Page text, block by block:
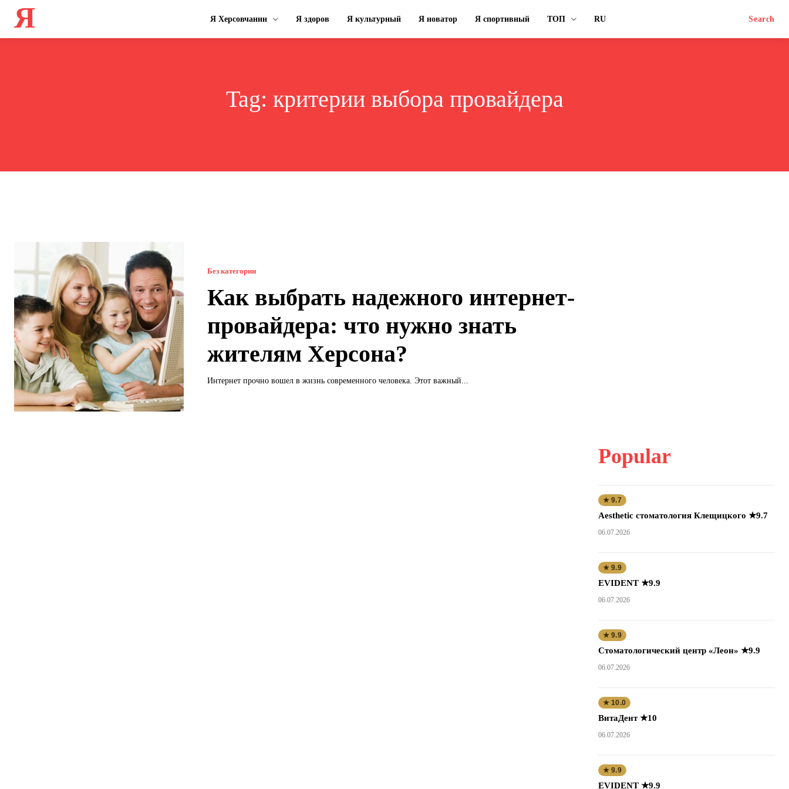
Я Я Херсовчанин Я здоров Я культурный Я новатор Я спортивный ТОП RU Search
Tag: критерии выбора провайдера
Без категории
Как выбрать надежного интернет-
провайдера: что нужно знать
жителям Херсона?
Интернет прочно вошел в жизнь современного человека. Этот важный...
Popular
★ 9.7
Aesthetic стоматология Клещицкого ★9.7
06.07.2026
★ 9.9
EVIDENT ★9.9
06.07.2026
★ 9.9
Стоматологический центр «Леон» ★9.9
06.07.2026
★ 10.0
ВитаДент ★10
06.07.2026
★ 9.9
EVIDENT ★9.9